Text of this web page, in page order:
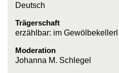
Deutsch
Trägerschaft
erzählbar: im Gewölbekellerl
Moderation
Johanna M. Schlegel